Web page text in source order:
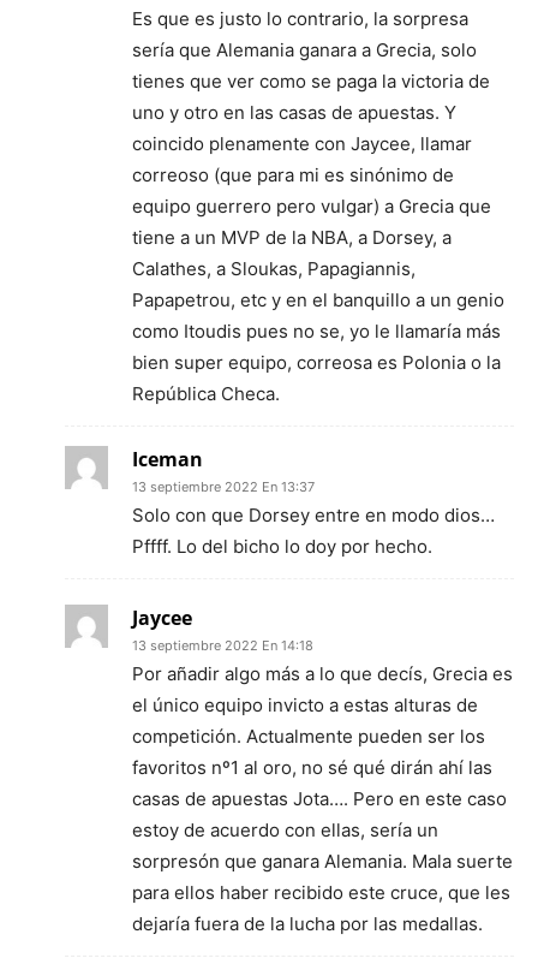
Es que es justo lo contrario, la sorpresa
sería que Alemania ganara a Grecia, solo
tienes que ver como se paga la victoria de
uno y otro en las casas de apuestas. Y
coincido plenamente con Jaycee, llamar
correoso (que para mi es sinónimo de
equipo guerrero pero vulgar) a Grecia que
tiene a un MVP de la NBA, a Dorsey, a
Calathes, a Sloukas, Papagiannis,
Papapetrou, etc y en el banquillo a un genio
como Itoudis pues no se, yo le llamaría más
bien super equipo, correosa es Polonia o la
República Checa.
Iceman
13 septiembre 2022 En 13:37
Solo con que Dorsey entre en modo dios…
Pffff. Lo del bicho lo doy por hecho.
Jaycee
13 septiembre 2022 En 14:18
Por añadir algo más a lo que decís, Grecia es
el único equipo invicto a estas alturas de
competición. Actualmente pueden ser los
favoritos nº1 al oro, no sé qué dirán ahí las
casas de apuestas Jota…. Pero en este caso
estoy de acuerdo con ellas, sería un
sorpresón que ganara Alemania. Mala suerte
para ellos haber recibido este cruce, que les
dejaría fuera de la lucha por las medallas.